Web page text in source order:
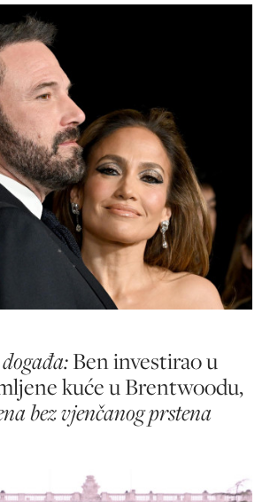
Ben investirao u
kuće u Brentwoodu,
bez vjenčanog prstena